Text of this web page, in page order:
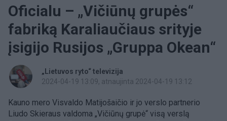
Oficialu – „Vičiūnų grupės“
fabriką Karaliaučiaus srityje
įsigijo Rusijos „Gruppa Okean“
„Lietuvos ryto“ televizija
2024-04-19 13:09, atnaujinta 2024-04-19 13:12
Kauno mero Visvaldo Matijošaičio ir jo verslo partnerio
Liudo Skieraus valdoma „Vičiūnų grupė“ visą verslą